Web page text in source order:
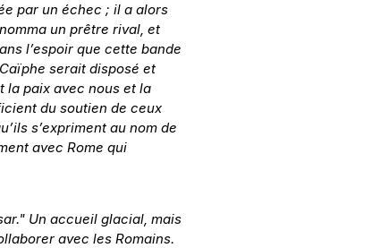
par un échec ; il a alors
un prêtre rival, et
l’espoir que cette bande
serait disposé et
la paix avec nous et la
du soutien de ceux
s’expriment au nom de
avec Rome qui
Un accueil glacial, mais
avec les Romains.